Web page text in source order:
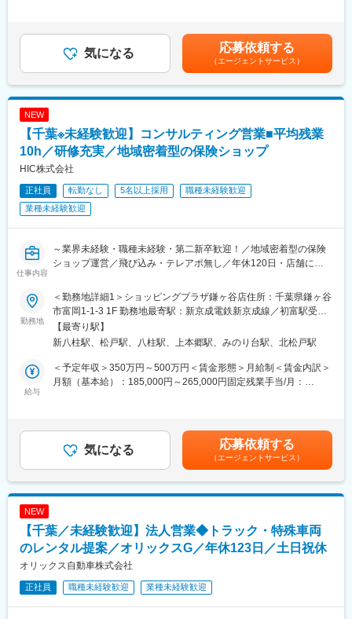
着任後も階層別研修やキャリアデザイン、自己啓発など様々な研
修制度がございます。
保険ショップでのコンサルティング営業
地域の大手スーパー等に店舗を構えるショップ『はなまる保険』
やイベントでお客様にヒアリング・提案を行います。既に保険に
■研修について：
入社後、まずは千葉県内の店舗を転々として様々な先輩社員の営
業手法を学んでいただきます。業務に慣れてきた段階で正式に特
定の店舗配属となります。また、社長から直接営業の指導をいた
だける機会もございます。
社内研修会やテレマーケティング研修、現場研修などが育成体制
が充実しているため、専門的な知識・スキルを習得できます。自
■ステップアップについて：
よってキャリアアップの可能性がございます。入社年次やご年齢
関係なく、実績や周りの評価に応じてステップアップのチャンス
がある会社です。
■就業時間補足：
・支店勤務／勤務時間9:00～18:30(実働8H／休憩90分)
・店舗勤務／勤務時間10:00～19:30／10:30～20:00内のシフト制
(店舗による・実働8H／休憩90分)
※商業施設の閉店時間に合わせて退勤となります為、閉店時間後の
残業は想定しておりません。
年収はインセンティブを含む金額となっております。 インセン
ティブ上限がないため意欲次第で更に上を目指せます。■昇給：年
1回(査定による)■賞与：年4回■社員の年収例入社5年 … 660万円 /
前職：ファミレス店員入社9年 … 900万円 / 前職：飲食店員賃金は
あくまでも目安の金額であり、選考を通じて上下する可能性があ
気になる 応募依頼する
（エージェントサービス）
NEW
【千葉※未経験歓迎】コンサルティング営業■平均残業
10h／研修充実／地域密着型の保険ショップ
HIC株式会社
正社員 転勤なし 5名以上採用
職種未経験歓迎
業種未経験歓迎
仕事内容
～業界未経験・職種未経験・第二新卒歓迎！／地域密着型の保険
ショップ運営／飛び込み・テレアポ無し／年休120日・店舗に合
有り／研修制度充実◎～
東京・千葉・埼玉で地域密着型の保険ショップ「はなまる保険」
を運営する当社にて、保険提案業務を担当して頂きます。
個人・企業のお客様へのヒアリングから、最適な保険商品をご提
案します。お客様の話を聞いて寄り添う営業スタイルです。
＜主な販売商品＞生命保険及び損害保険、自動車保険、火災保険
（主に医療保険、ガン保険等の第三分野に特化）
保険ショップでのコンサルティング営業
地域の大手スーパー等に店舗を構えるショップ『はなまる保険』
やイベントでお客様にヒアリング・提案を行います。既に保険に
■配属組織について：
ほとんどのメンバーが異業界・異職種からの転職です。特別な経
験がなくても、ゼロからスキルを習得できる社内研修会やテレマ
ーケティング研修、現場研修などが育成体制が充実しているた
め、専門的な知識・スキルを習得できます。自分のペースでじっ
勤務地
＜勤務地詳細1＞ショッピングプラザ鎌ヶ谷店住所：千葉県鎌ヶ谷
市富岡1-1-3 1F 勤務地最寄駅：新京成電鉄新京成線／初富駅受動
喫煙対策：屋内全面禁煙＜勤務地詳細2＞イトーヨーカドー八柱店
住所：千葉県松戸市日暮1-15-8 1F 勤務地最寄駅：新京成電鉄新京
所：千葉県松戸市本町14-1 松戸本町センタービル6階勤務地最寄
駅：各線／松戸駅受動喫煙対策：屋内全面禁煙
【最寄り駅】
新八柱駅、松戸駅、八柱駅、上本郷駅、みのり台駅、北松戸駅
給与
＜予定年収＞350万円～500万円＜賃金形態＞月給制＜賃金内訳＞
月額（基本給）：185,000円～265,000円固定残業手当/月：
センティブ上限がないため、意欲次第で更に上を目指せます。■昇
給：年1回(査定による)■賞与：年4回賃金はあくまでも目安の金額
であり、選考を通じて上下する可能性があります。月給(月額)は固
定手当を含めた表記です。
気になる 応募依頼する
（エージェントサービス）
NEW
【千葉／未経験歓迎】法人営業◆トラック・特殊車両
のレンタル提案／オリックスG／年休123日／土日祝休
オリックス自動車株式会社
正社員 職種未経験歓迎 業種未経験歓迎